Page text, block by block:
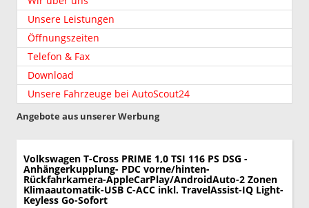
Unsere Leistungen
Öffnungszeiten
Telefon & Fax
Download
Unsere Fahrzeuge bei AutoScout24
Angebote aus unserer Werbung
Volkswagen T-Cross PRIME 1,0 TSI 116 PS DSG -
Anhängerkupplung- PDC vorne/hinten-
Rückfahrkamera-AppleCarPlay/AndroidAuto-2 Zonen
Klimaautomatik-USB C-ACC inkl. TravelAssist-IQ Light-
Keyless Go-Sofort